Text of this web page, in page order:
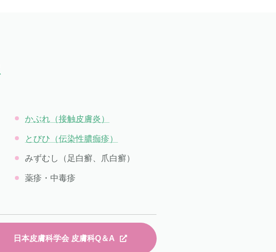
かぶれ（接触皮膚炎）
とびひ（伝染性膿痂疹）
みずむし（足白癬、爪白癬）
薬疹・中毒疹
日本皮膚科学会 皮膚科Q＆A